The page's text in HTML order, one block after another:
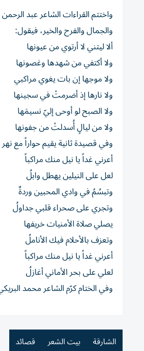
واختتم القراءات الشاعر عبد
والجمال والفرح والخير، فيقول:
ألا ليتني لا أرتوي من عيونها
ولا أكتفي من شهدها وغصونها
ولا موجها إن بات يغوي مراكبي
ولا نارها إذ أضرمتْ في سجينها
ولا الصبح لو أوحى إليّ نسيمَها
ولا من ليالٍ أُسدلتْ من جفونها
وفي قصيدة ثانية يقيم حواراً مع
أعرني غداً يا نيل منك مراكباً
لعل على النيلين يهطل وابلُ
وتبسُمُ في وادي المحبين وردةٌ
وتجري على صحراء قلبي جداولُ
يصلي صلاة الأمنيات خريفها
وتعزف بالأحلام فيك الأناملُ
أعرني غداً يا نيل منك مراكباً
لعلي على بحر الأماني أغازلُ
وفي الختام كرّم الشاعر محمد
الشارقة بيت الشعر قصائد